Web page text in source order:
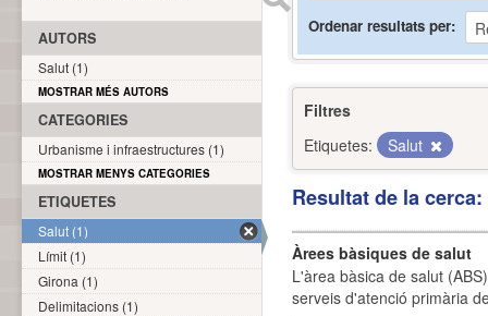
Ordenar resultats per
Filtres
Etiquetes:
Salut
Resultat de la
Àrees bàsiques de salut
L'àrea bàsica de salut
serveis d'atenció primària
AUTORS
Salut (1)
MOSTRAR MÉS AUTORS
CATEGORIES
Urbanisme i infraestructures (1)
MOSTRAR MENYS CATEGORIES
ETIQUETES
Salut (1)
Límit (1)
Girona (1)
Delimitacions (1)